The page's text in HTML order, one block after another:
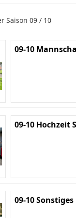
Saison 09 / 10
09-10
09-10 Hochzeit
09-10 Sonstiges